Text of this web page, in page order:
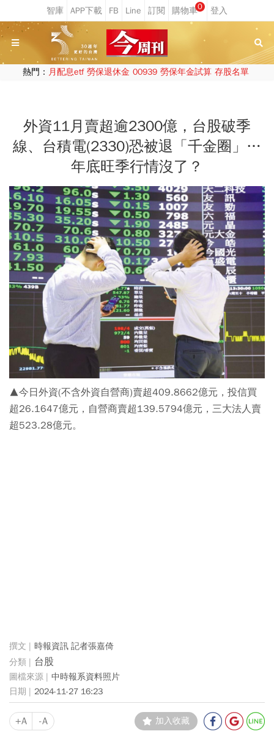
0
熱門： 月配息etf 勞保退休金 00939 勞保年金試算 存股名單
外資11月賣超逾2300億，台股破季
線、台積電(2330)恐被退「千金圈」…
年底旺季行情沒了？
▲今日外資(不含外資自營商)賣超409.8662億元，投信買
超26.1647億元，自營商賣超139.5794億元，三大法人賣
超523.28億元。
時報資訊 記者張嘉倚
台股
中時報系資料照片
2024-11-27 16:23
+A -A 加入收藏